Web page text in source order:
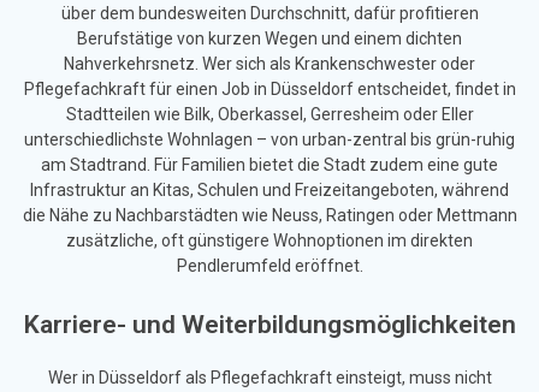
über dem bundesweiten Durchschnitt, dafür profitieren
Berufstätige von kurzen Wegen und einem dichten
Nahverkehrsnetz. Wer sich als Krankenschwester oder
Pflegefachkraft für einen Job in Düsseldorf entscheidet, findet in
Stadtteilen wie Bilk, Oberkassel, Gerresheim oder Eller
unterschiedlichste Wohnlagen – von urban-zentral bis grün-ruhig
am Stadtrand. Für Familien bietet die Stadt zudem eine gute
Infrastruktur an Kitas, Schulen und Freizeitangeboten, während
die Nähe zu Nachbarstädten wie Neuss, Ratingen oder Mettmann
zusätzliche, oft günstigere Wohnoptionen im direkten
Pendlerumfeld eröffnet.
Karriere- und Weiterbildungsmöglichkeiten
Wer in Düsseldorf als Pflegefachkraft einsteigt, muss nicht